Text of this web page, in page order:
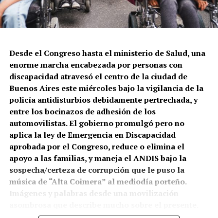
matar. En este caso a Leonardo Vargas, quien quedó
gravemente herido y pelea por sobrevivir. Lo que
intentaba que una persona en situación de calle no le
robara su celular.
Vecinas y vecinos de Constitución, reclamando en la
El mapa del caravanazo.
A pie, a caballo, en autos y toda clase de vehículos la
provincia salió a las rutas y calles. Lo que está en
juego es una explotación de la minería metalífera a
gran escala, de oro y cobre, que atraviesa la cuenca
Desde el Congreso hasta el ministerio de Salud, una
enorme marcha encabezada por personas con
discapacidad atravesó el centro de la ciudad de
Buenos Aires este miércoles bajo la vigilancia de la
policía antidisturbios debidamente pertrechada, y
entre los bocinazos de adhesión de los
automovilistas. El gobierno promulgó pero no
aplica la ley de Emergencia en Discapacidad
aprobada por el Congreso, reduce o elimina el
apoyo a las familias, y maneja el ANDIS bajo la
sospecha/certeza de corrupción que le puso la
música de “Alta Coimera” al mediodía porteño.
Imágenes y palabras desde una movilización